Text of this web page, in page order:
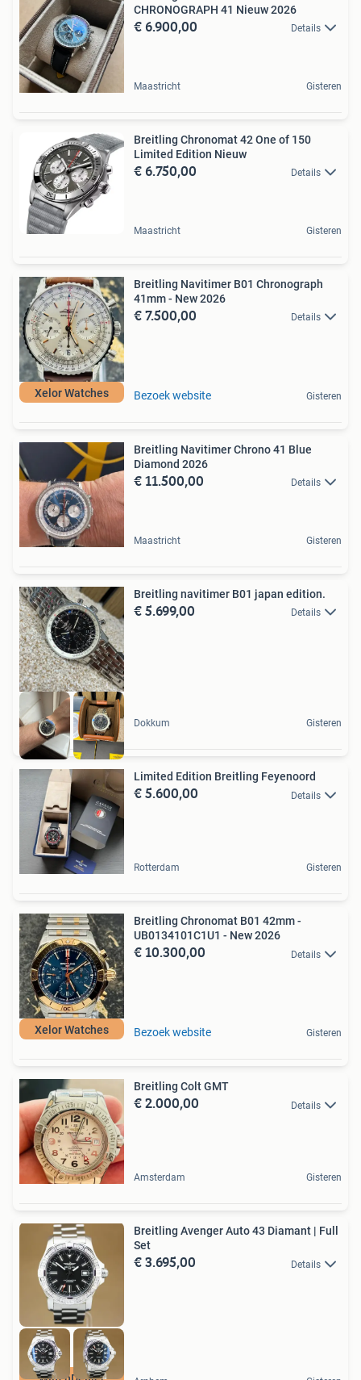
CHRONOGRAPH 41 Nieuw 2026
€ 6.900,00 Details
Maastricht Gisteren
Breitling Chronomat 42 One of 150
Limited Edition Nieuw
€ 6.750,00 Details
Maastricht Gisteren
Xelor Watches
Breitling Navitimer B01 Chronograph
41mm - New 2026
€ 7.500,00 Details
Bezoek website Gisteren
Breitling Navitimer Chrono 41 Blue
Diamond 2026
€ 11.500,00 Details
Maastricht Gisteren
Breitling navitimer B01 japan edition.
€ 5.699,00 Details
Dokkum Gisteren
Limited Edition Breitling Feyenoord
€ 5.600,00 Details
Rotterdam Gisteren
Xelor Watches
Breitling Chronomat B01 42mm -
UB0134101C1U1 - New 2026
€ 10.300,00 Details
Bezoek website Gisteren
Breitling Colt GMT
€ 2.000,00 Details
Amsterdam Gisteren
Breitling Avenger Auto 43 Diamant | Full
Set
€ 3.695,00 Details